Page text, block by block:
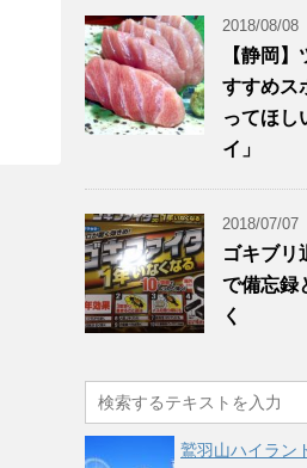
2018/08/08
【静岡
すすめス
ってほし
イ」
2018/07/07
ゴキブリ
で備忘録
く
鷲羽山ハイラン